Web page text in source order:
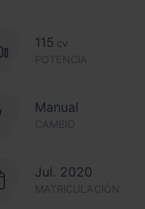
115 cv
POTENCIA
CAMBIO
Manual
Jul. 2020
MATRICULACIÓN